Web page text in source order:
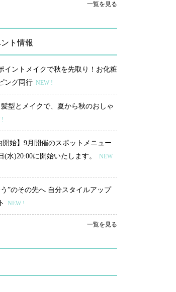
一覧を見る
ト情報
イントメイクで秋を先取り！お化粧
ング同行 NEW !
髪型とメイクで、夏から秋のおしゃ
!
開始】9月開催のスポットメニュー
(水)20:00に開始いたします。
NEW
う”のその先へ 自分スタイルアップ
NEW !
一覧を見る